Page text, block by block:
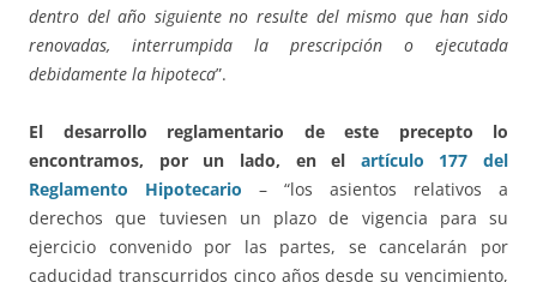
dentro del año siguiente no resulte del mismo que han sido
renovadas, interrumpida la prescripción o ejecutada
debidamente la hipoteca”.
El desarrollo reglamentario de este precepto lo
encontramos, por un lado, en el artículo 177 del
Reglamento Hipotecario – “los asientos relativos a
derechos que tuviesen un plazo de vigencia para su
ejercicio convenido por las partes, se cancelarán por
caducidad transcurridos cinco años desde su vencimiento,